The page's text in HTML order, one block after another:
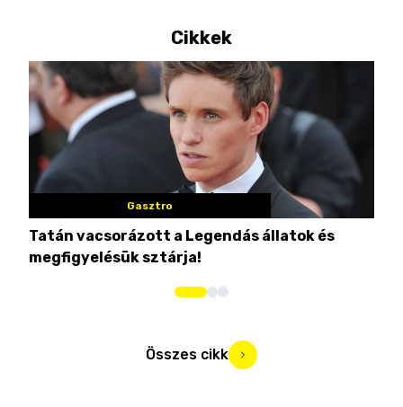
Cikkek
Gasztro
Tatán vacsorázott a Legendás állatok és
megfigyelésük sztárja!
Összes cikk